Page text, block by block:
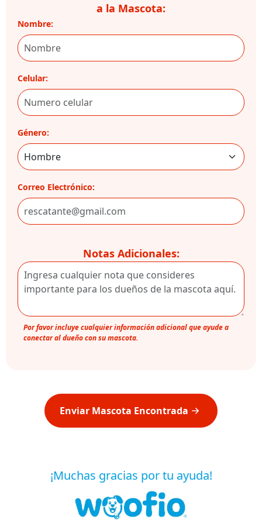
a la Mascota:
Nombre:
Celular:
Género:
Correo Electrónico:
Notas Adicionales:
Por favor incluye cualquier información adicional que ayude a
conectar al dueño con su mascota.
Enviar Mascota Encontrada
¡Muchas gracias por tu ayuda!